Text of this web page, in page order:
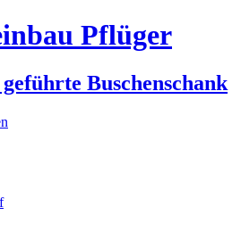
Pflüger
Buschenschank